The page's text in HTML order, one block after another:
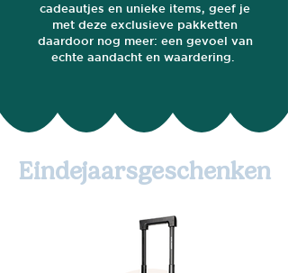
cadeautjes en unieke items, geef je
met deze exclusieve pakketten
daardoor nog meer: een gevoel van
echte aandacht en waardering.
Eindejaarsgeschenken